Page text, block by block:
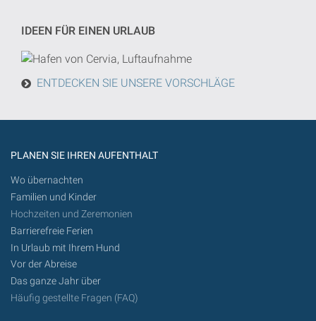
heute
in
Zukunft
werden
IDEEN FÜR EINEN URLAUB
ENTDECKEN SIE UNSERE VORSCHLÄGE
PLANEN SIE IHREN AUFENTHALT
Wo übernachten
Familien und Kinder
Hochzeiten und Zeremonien
Barrierefreie Ferien
In Urlaub mit Ihrem Hund
Vor der Abreise
Das ganze Jahr über
Häufig gestellte Fragen (FAQ)